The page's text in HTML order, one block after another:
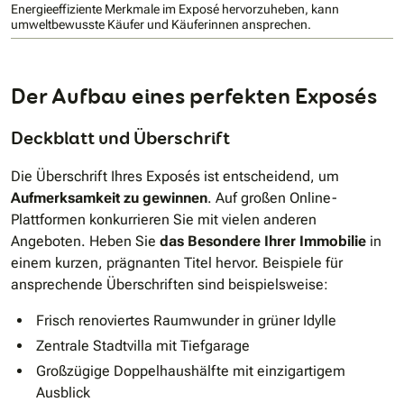
Energieeffiziente Merkmale im Exposé hervorzuheben, kann
umweltbewusste Käufer und Käuferinnen ansprechen.
Der Aufbau eines perfekten Exposés
Deckblatt und Überschrift
Die Überschrift Ihres Exposés ist entscheidend, um
Aufmerksamkeit zu gewinnen. Auf großen Online-
Plattformen konkurrieren Sie mit vielen anderen
Angeboten. Heben Sie das Besondere Ihrer Immobilie in
einem kurzen, prägnanten Titel hervor. Beispiele für
ansprechende Überschriften sind beispielsweise:
Frisch renoviertes Raumwunder in grüner Idylle
Zentrale Stadtvilla mit Tiefgarage
Großzügige Doppelhaushälfte mit einzigartigem
Ausblick